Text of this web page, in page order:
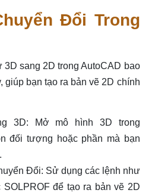
Đổi Trong
3D sang 2D trong AutoCAD bao
giúp bạn tạo ra bản vẽ 2D chính
3D: Mở mô hình 3D trong
đối tượng hoặc phần mà bạn
Đổi: Sử dụng các lệnh như
SOLPROF để tạo ra bản vẽ 2D